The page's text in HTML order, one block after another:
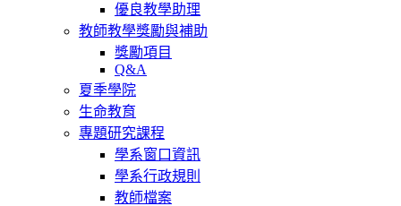
優良教學助理
教師教學獎勵與補助
獎勵項目
Q&A
夏季學院
生命教育
專題研究課程
學系窗口資訊
學系行政規則
教師檔案